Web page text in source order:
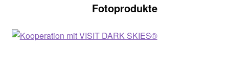
Fotoprodukte